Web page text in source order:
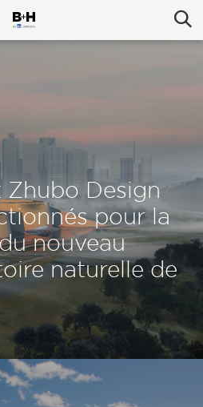
Zhubo Design
pour la
nouveau
naturelle de